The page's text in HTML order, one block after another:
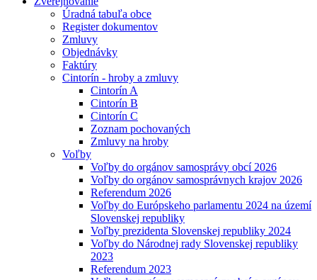
Úradná tabuľa obce
Register dokumentov
Zmluvy
Objednávky
Faktúry
Cintorín - hroby a zmluvy
Cintorín A
Cintorín B
Cintorín C
Zoznam pochovaných
Zmluvy na hroby
Voľby
Voľby do orgánov samosprávy obcí 2026
Voľby do orgánov samosprávnych krajov 2026
Referendum 2026
Voľby do Európskeho parlamentu 2024 na území
Slovenskej republiky
Voľby prezidenta Slovenskej republiky 2024
Voľby do Národnej rady Slovenskej republiky
2023
Referendum 2023